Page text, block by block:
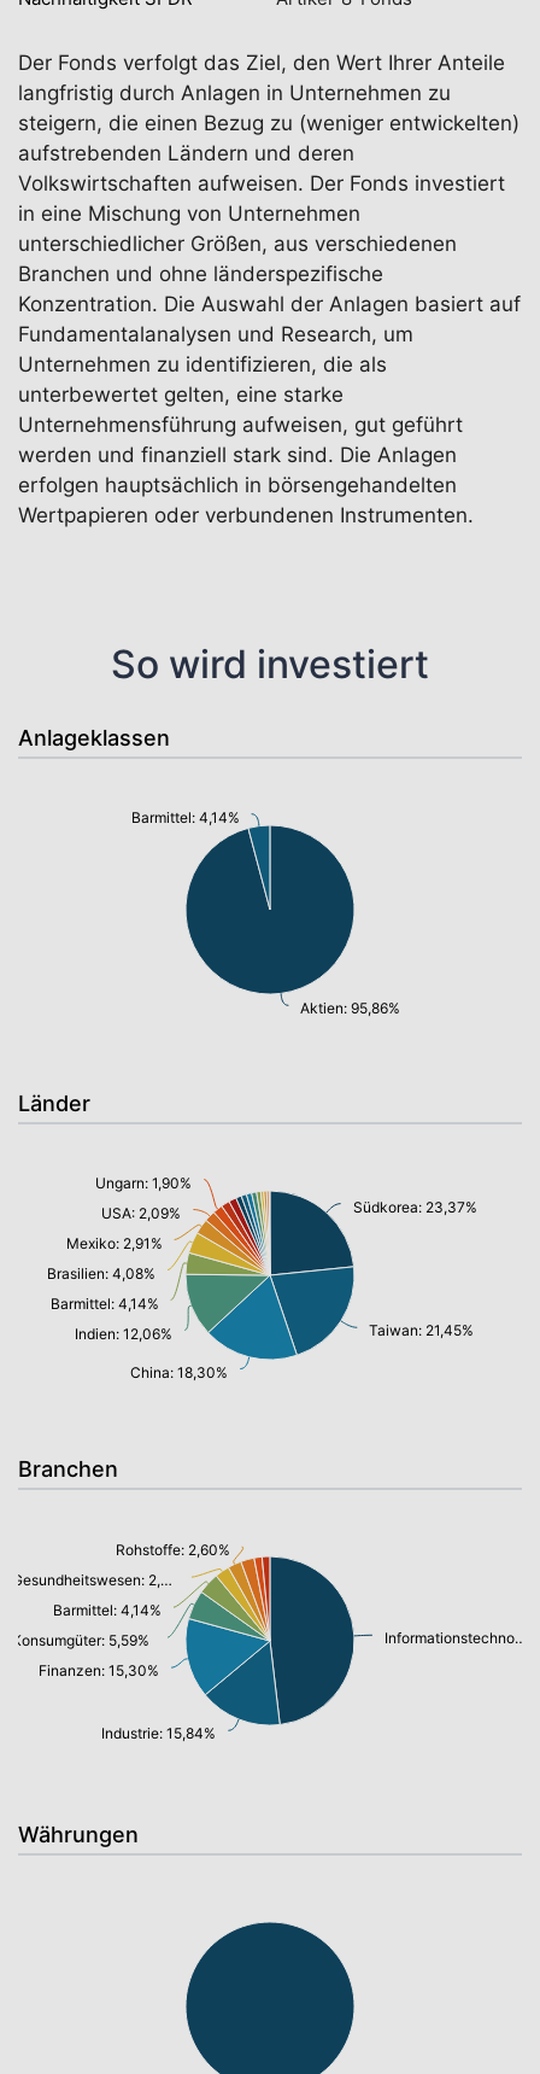
Der Fonds verfolgt das Ziel, den Wert Ihrer Anteile
langfristig durch Anlagen in Unternehmen zu
steigern, die einen Bezug zu (weniger entwickelten)
aufstrebenden Ländern und deren
Volkswirtschaften aufweisen. Der Fonds investiert
in eine Mischung von Unternehmen
unterschiedlicher Größen, aus verschiedenen
Branchen und ohne länderspezifische
Konzentration. Die Auswahl der Anlagen basiert auf
Fundamentalanalysen und Research, um
Unternehmen zu identifizieren, die als
unterbewertet gelten, eine starke
Unternehmensführung aufweisen, gut geführt
werden und finanziell stark sind. Die Anlagen
erfolgen hauptsächlich in börsengehandelten
Wertpapieren oder verbundenen Instrumenten.
So wird investiert
Anlageklassen
Aktien: 95,86%
Barmittel: 4,14%
Länder
Südkorea: 23,37%
Taiwan: 21,45%
China: 18,30%
Indien: 12,06%
Barmittel: 4,14%
Brasilien: 4,08%
Mexiko: 2,91%
USA: 2,09%
Ungarn: 1,90%
Branchen
Informationstechnologie/ Telekommunikation: 48,12%
Industrie: 15,84%
Finanzen: 15,30%
Konsumgüter: 5,59%
Barmittel: 4,14%
Gesundheitswesen: 2,81%
Rohstoffe: 2,60%
Währungen